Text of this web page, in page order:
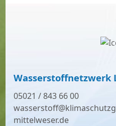
Wasserstoffnetzwerk
05021 / 843 66 00
mittelweser.de